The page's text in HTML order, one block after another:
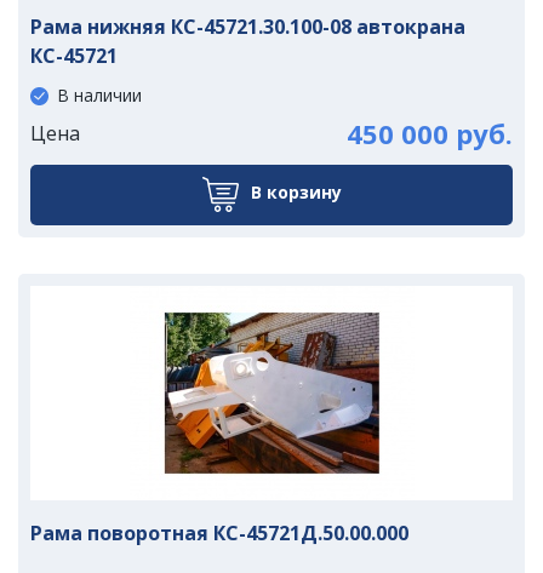
Рама нижняя КС-45721.30.100-08 автокрана
КС-45721
В наличии
Цена 450 000 руб.
В корзину
Рама поворотная КС-45721Д.50.00.000